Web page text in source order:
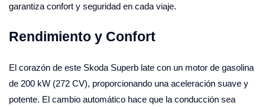
garantiza confort y seguridad en cada viaje.
Rendimiento y Confort
El corazón de este Skoda Superb late con un motor de gasolina
de 200 kW (272 CV), proporcionando una aceleración suave y
potente. El cambio automático hace que la conducción sea